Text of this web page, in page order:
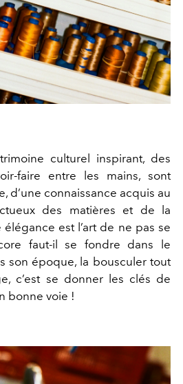
culturel inspirant, des
faire entre les mains, sont
d’une connaissance acquis au
des matières et de la
est l’art de ne pas se
faut-il se fondre dans le
son époque, la bousculer tout
c’est se donner les clés de
bonne voie !